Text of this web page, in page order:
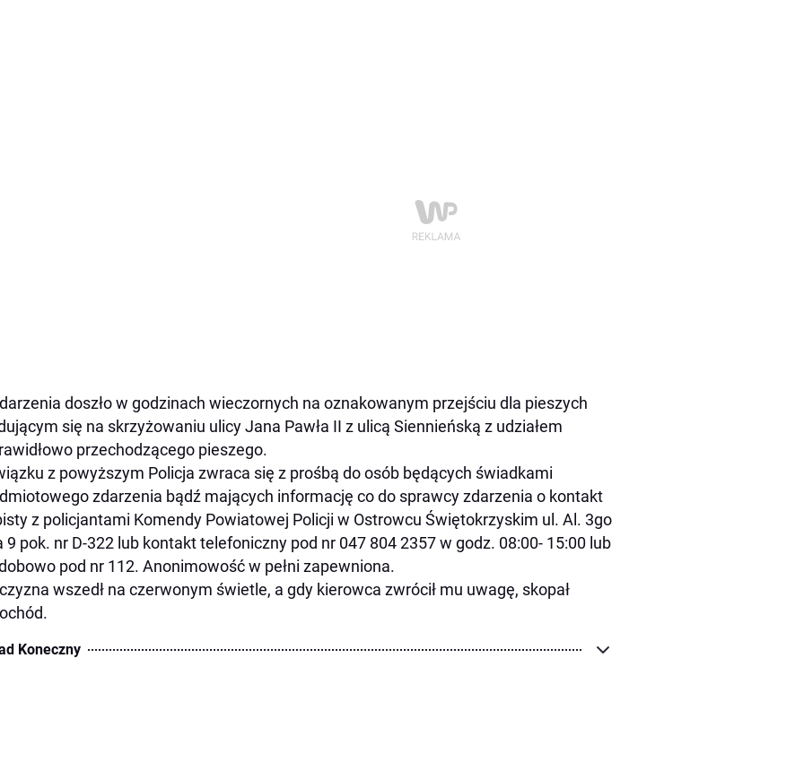
doszło w godzinach wieczornych na oznakowanym przejściu dla pieszych
się na skrzyżowaniu ulicy Jana Pawła II z ulicą Siennieńską z udziałem
przechodzącego pieszego.
z powyższym Policja zwraca się z prośbą do osób będących świadkami
zdarzenia bądź mających informację co do sprawcy zdarzenia o kontakt
z policjantami Komendy Powiatowej Policji w Ostrowcu Świętokrzyskim ul. Al. 3go
9 pok. nr D-322 lub kontakt telefoniczny pod nr 047 804 2357 w godz. 08:00- 15:00 lub
pod nr 112. Anonimowość w pełni zapewniona.
wszedł na czerwonym świetle, a gdy kierowca zwrócił mu uwagę, skopał
Koneczny